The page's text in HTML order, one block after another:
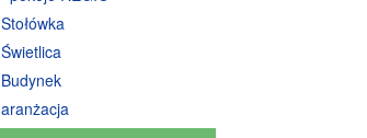
Stołówka
Świetlica
Budynek
aranżacja